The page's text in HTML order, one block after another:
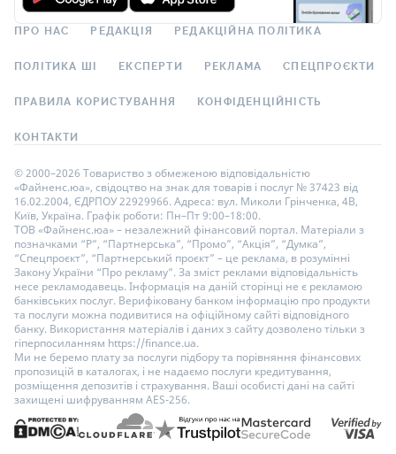
ПРО НАС РЕДАКЦІЯ РЕДАКЦІЙНА ПОЛІТИКА
ПОЛІТИКА ШІ ЕКСПЕРТИ РЕКЛАМА СПЕЦПРОЄКТИ
ПРАВИЛА КОРИСТУВАННЯ КОНФІДЕНЦІЙНІСТЬ
КОНТАКТИ
© 2000–2026 Товариство з обмеженою відповідальністю
«Файненс.юа», свідоцтво на знак для товарів і послуг № 37423 від
16.02.2004, ЄДРПОУ 22929966. Адреса: вул. Миколи Грінченка, 4В,
Київ, Україна. Графік роботи: Пн–Пт 9:00–18:00.
ТОВ «Файненс.юа» – незалежний фінансовий портал. Матеріали з
позначками “Р”, “Партнерська”, “Промо”, “Акція”, “Думка”,
“Спецпроєкт”, “Партнерський проєкт” – це реклама, в розумінні
Закону України “Про рекламу”. За зміст реклами відповідальність
несе рекламодавець. Інформація на даній сторінці не є рекламою
банківських послуг. Верифіковану банком інформацію про продукти
та послуги можна подивитися на офіційному сайті відповідного
банку. Використання матеріалів і даних з сайту дозволено тільки з
гіперпосиланням https://finance.ua.
Ми не беремо плату за послуги підбору та порівняння фінансових
пропозицій в каталогах, і не надаємо послуги кредитування,
розміщення депозитів і страхування. Ваші особисті дані на сайті
захищені шифруванням AES-256.